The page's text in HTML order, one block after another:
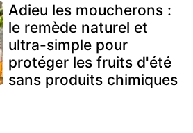
Adieu les moucherons :
le remède naturel et
ultra-simple pour
protéger les fruits d'été
sans produits chimiques